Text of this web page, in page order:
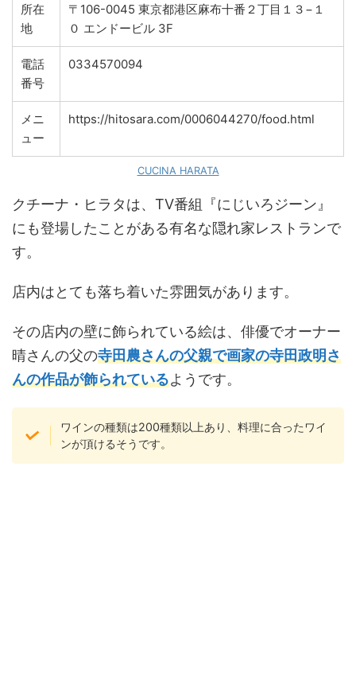
所在
地
〒106-0045 東京都港区麻布十番２丁目１３−１
０ エンドービル 3F
電話
番号
0334570094
メニ
ュー
https://hitosara.com/0006044270/food.html
CUCINA HARATA
クチーナ・ヒラタは、TV番組『にじいろジーン』
にも登場したことがある有名な隠れ家レストランで
す。
店内はとても落ち着いた雰囲気があります。
その店内の壁に飾られている絵は、俳優でオーナー
晴さんの父の寺田農さんの父親で画家の寺田政明さ
んの作品が飾られているようです。
ワインの種類は200種類以上あり、料理に合ったワイ
ンが頂けるそうです。